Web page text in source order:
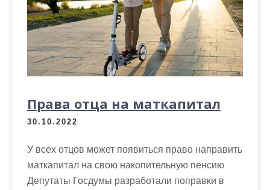
Права отца на маткапитал
30.10.2022
У всех отцов может появиться право направить
маткапитал на свою накопительную пенсию
Депутаты Госдумы разработали поправки в